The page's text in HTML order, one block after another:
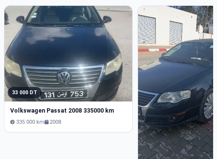
33 000 DT
Volkswagen Passat 2008 335000 km
335 000 km 2008